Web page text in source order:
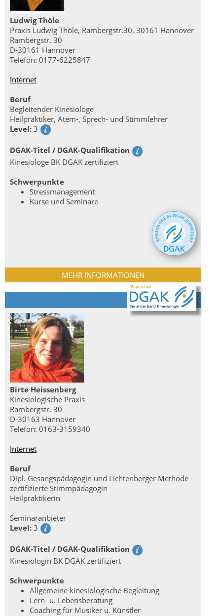
Ludwig Thöle
Praxis Ludwig Thöle, Rambergstr.30, 30161 Hannover
Rambergstr. 30
D-30161 Hannover
Telefon: 0177-6225847
Internet
Beruf
Begleitender Kinesiologe
Heilpraktiker, Atem-, Sprech- und Stimmlehrer
Level: 3
DGAK-Titel / DGAK-Qualifikation
Kinesiologe BK DGAK zertifiziert
Schwerpunkte
Stressmanagement
Kurse und Seminare
MEHR INFORMATIONEN
Birte Heissenberg
Kinesiologische Praxis
Rambergstr. 30
D-30163 Hannover
Telefon: 0163-3159340
Internet
Beruf
Dipl. Gesangspädagogin und Lichtenberger Methode
zertifizierte Stimmpädagogin
Heilpraktikerin
Seminaranbieter
Level: 3
DGAK-Titel / DGAK-Qualifikation
Kinesiologin BK DGAK zertifiziert
Schwerpunkte
Allgemeine kinesiologische Begleitung
Lern- u. Lebensberatung
Coaching für Musiker u. Künstler